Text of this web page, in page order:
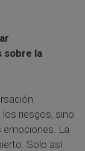
sobre la
riesgos, sino
emociones. La
Solo así